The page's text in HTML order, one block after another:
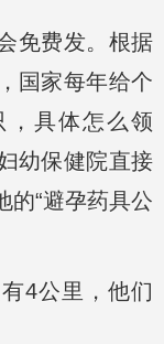
免费发。根据
国家每年给个
，具体怎么领
幼保健院直接
的“避孕药具公
4公里，他们